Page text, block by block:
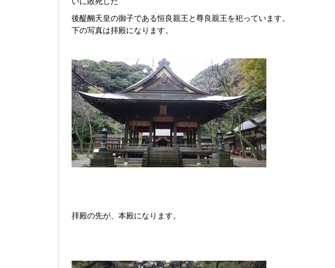
後醍醐天皇の御子である恒良親王と尊良親王を祀っています。
下の写真は拝殿になります。
拝殿の先が、本殿になります。